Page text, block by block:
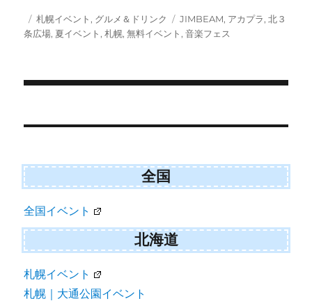
w
t
)
e
b
o
i
投
稿
カ
テ
札幌イベント , グルメ＆ドリンク
タ
グ
JIMBEAM, アカプラ,北３
条広場, 夏イベント ,札幌,無料イベント ,音楽フェス
稿
ビ
ゲ
ー
シ
ョ
ン
全国
全国イベント
北海道
札幌イベント
札幌｜大通公園イベント